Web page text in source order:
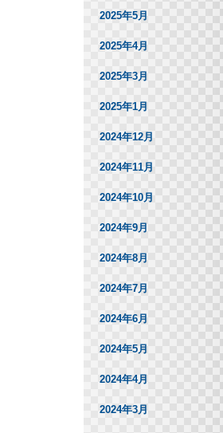
2025年5月
2025年4月
2025年3月
2025年1月
2024年12月
2024年11月
2024年10月
2024年9月
2024年8月
2024年7月
2024年6月
2024年5月
2024年4月
2024年3月